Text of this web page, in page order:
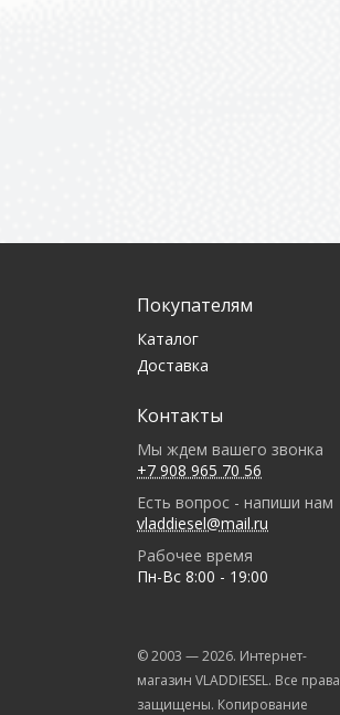
Покупателям
Каталог
Доставка
Контакты
Мы ждем вашего звонка
+7 908 965 70 56
Есть вопрос - напиши нам
vladdiesel@mail.ru
Рабочее время
Пн-Вс 8:00 - 19:00
© 2003 —2026. Интернет-
магазин VLADDIESEL. Все права
защищены. Копирование